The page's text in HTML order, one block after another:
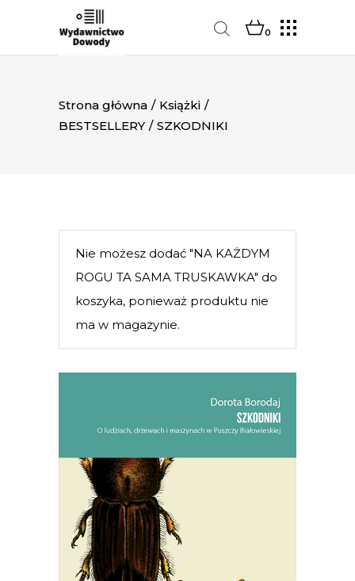
0
Strona główna / Książki /
BESTSELLERY / SZKODNIKI
Nie możesz dodać "NA KAŻDYM
ROGU TA SAMA TRUSKAWKA" do
koszyka, ponieważ produktu nie
ma w magazynie.